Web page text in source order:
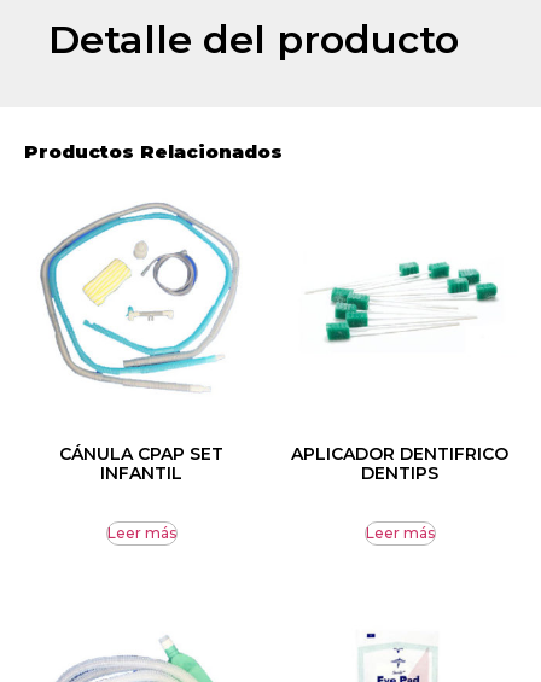
Detalle del producto
Productos Relacionados
CÁNULA CPAP SET
INFANTIL
Leer más
APLICADOR DENTIFRICO
DENTIPS
Leer más